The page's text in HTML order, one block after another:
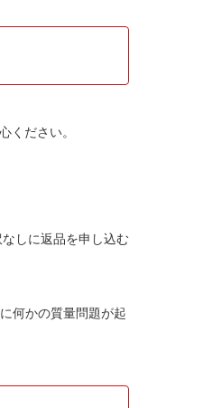
ください。
しに返品を申し込む
何かの質量問題が起